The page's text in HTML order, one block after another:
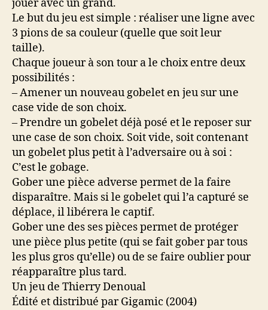
jouer avec un grand.
Le but du jeu est simple : réaliser une ligne avec
3 pions de sa couleur (quelle que soit leur
taille).
Chaque joueur à son tour a le choix entre deux
possibilités :
– Amener un nouveau gobelet en jeu sur une
case vide de son choix.
– Prendre un gobelet déjà posé et le reposer sur
une case de son choix. Soit vide, soit contenant
un gobelet plus petit à l’adversaire ou à soi :
C’est le gobage.
Gober une pièce adverse permet de la faire
disparaître. Mais si le gobelet qui l’a capturé se
déplace, il libérera le captif.
Gober une des ses pièces permet de protéger
une pièce plus petite (qui se fait gober par tous
les plus gros qu’elle) ou de se faire oublier pour
réapparaître plus tard.
Un jeu de Thierry Denoual
Édité et distribué par Gigamic (2004)